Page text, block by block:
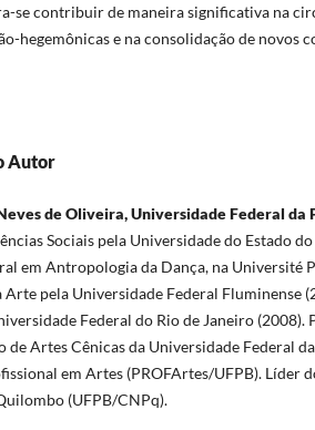
se contribuir de maneira significativa na
hegemônicas e na consolidação de novos
Autor
de Oliveira, Universidade Federal da
Sociais pela Universidade do Estado
em Antropologia da Dança, na Université
Arte pela Universidade Federal Fluminense
Federal do Rio de Janeiro (2008).
de Artes Cênicas da Universidade Federal
em Artes (PROFArtes/UFPB). Líder
(UFPB/CNPq).